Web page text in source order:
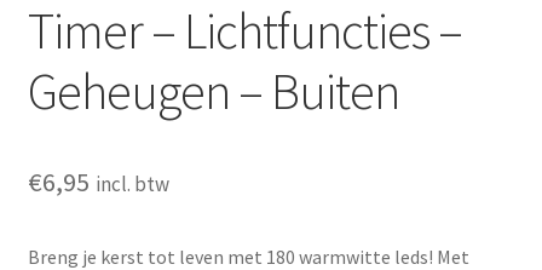
Timer – Lichtfuncties –
Geheugen – Buiten
€6,95 incl. btw
Breng je kerst tot leven met 180 warmwitte leds! Met